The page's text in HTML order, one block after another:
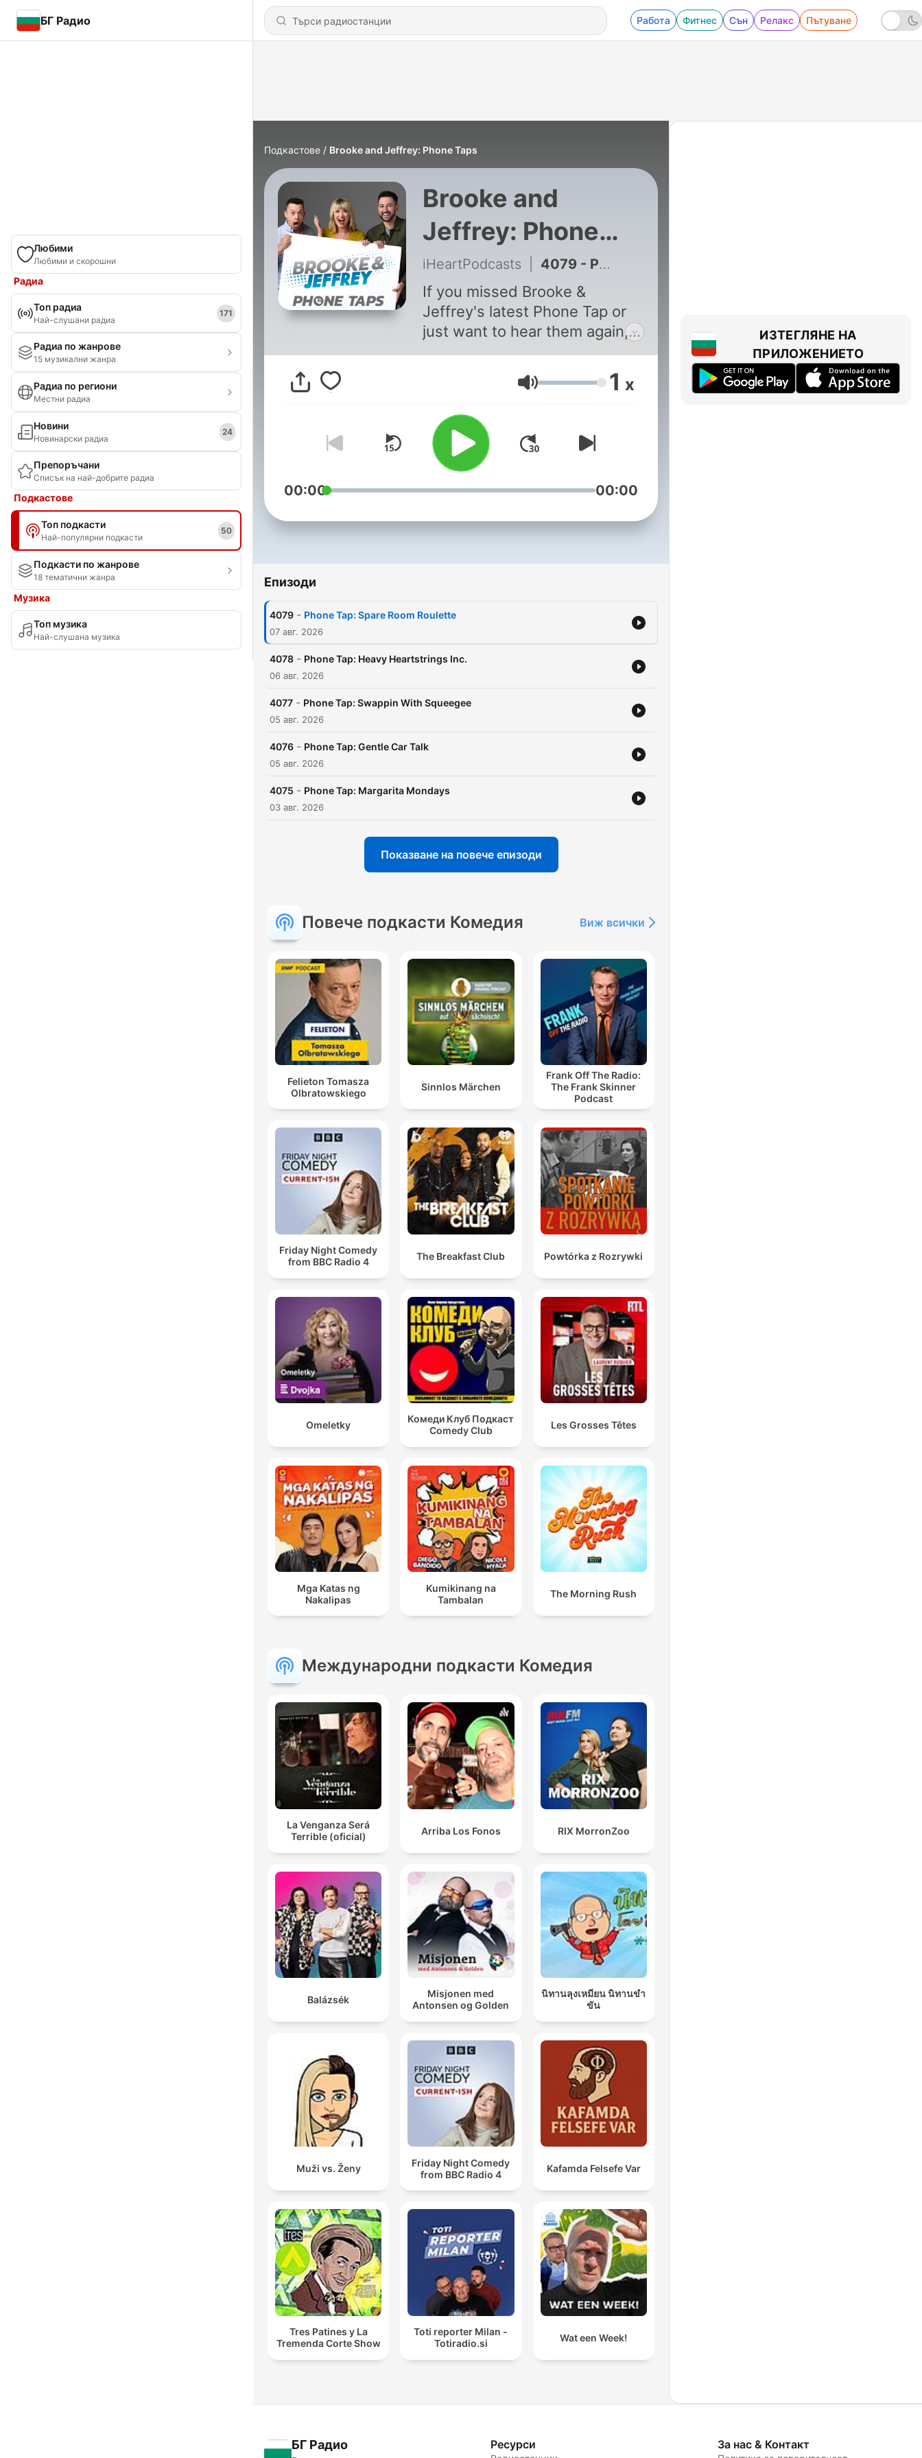
БГ Радио Работа Фитнес Сън Релакс Пътуване
Любими
Любими и скорошни
Радиа
Топ радиа
Най-слушани радиа
171
Радиа по жанрове
15 музикални жанра
Радиа по региони
Местни радиа
Новини
Новинарски радиа
24
Препоръчани
Списък на най-добрите радиа
Подкастове
Топ подкасти
Най-популярни подкасти
50
Подкасти по жанрове
18 тематични жанра
Музика
Топ музика
Най-слушана музика
Подкастове Brooke and Jeffrey: Phone Taps
Brooke and
Jeffrey: Phone
Taps
iHeartPodcasts 4079 - Phone Tap: Spare Room Roulette
If you missed Brooke &
Jeffrey's latest Phone Tap or
just want to hear them again,
we got your back! Just press
Сила на звука 1 x
00:00 00:00
Епизоди
4079 - Phone Tap: Spare Room Roulette
07 авг. 2026
4078 - Phone Tap: Heavy Heartstrings Inc.
06 авг. 2026
4077 - Phone Tap: Swappin With Squeegee
05 авг. 2026
4076 - Phone Tap: Gentle Car Talk
05 авг. 2026
4075 - Phone Tap: Margarita Mondays
03 авг. 2026
Показване на повече епизоди
Повече подкасти Комедия Виж всички
Felieton Tomasza
Olbratowskiego
Sinnlos Märchen
Frank Off The Radio:
The Frank Skinner
Podcast
Friday Night Comedy
from BBC Radio 4
The Breakfast Club Powtórka z Rozrywki
Omeletky
Комеди Клуб Подкаст
Comedy Club
Les Grosses Têtes
Mga Katas ng
Nakalipas
Kumikinang na
Tambalan
The Morning Rush
Международни подкасти Комедия
La Venganza Será
Terrible (oficial)
Arriba Los Fonos RIX MorronZoo
Balázsék
Misjonen med
Antonsen og Golden
นิทานลุงเหมียน นิทานขำ
ขัน
Muži vs. Ženy
Friday Night Comedy
from BBC Radio 4
Kafamda Felsefe Var
Tres Patines y La
Tremenda Corte Show
Toti reporter Milan -
Totiradio.si
Wat een Week!
ИЗТЕГЛЯНЕ НА
ПРИЛОЖЕНИЕТО
БГ Радио Ресурси За нас & Контакт